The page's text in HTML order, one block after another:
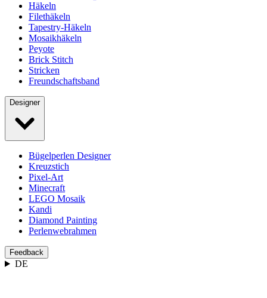
Häkeln
Filethäkeln
Tapestry-Häkeln
Mosaikhäkeln
Peyote
Brick Stitch
Stricken
Freundschaftsband
Designer
Bügelperlen Designer
Kreuzstich
Pixel-Art
Minecraft
LEGO Mosaik
Kandi
Diamond Painting
Perlenwebrahmen
Feedback
DE